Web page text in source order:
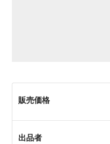
販売価格
出品者